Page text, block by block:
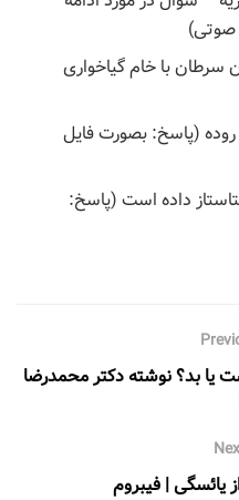
صوتی)
سرطان با خام گیاخواری
روده (پاسخ: بصورت فایل
داده است (پاسخ:
یا بد؟ نوشته دکتر محمدرضا